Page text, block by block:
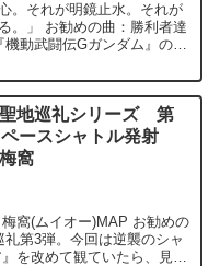
。それが明鏡止水。それが
利者達
地巡礼シリーズ 第
ースシャトル発射
窩
イオー)MAP お勧めの